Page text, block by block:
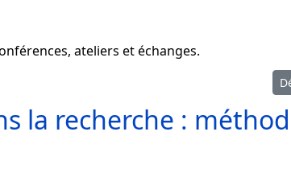
ateliers et échanges.
la recherche :